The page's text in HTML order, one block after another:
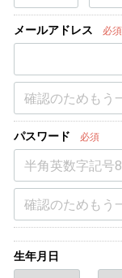
メールアドレス 必須
パスワード 必須
生年月日